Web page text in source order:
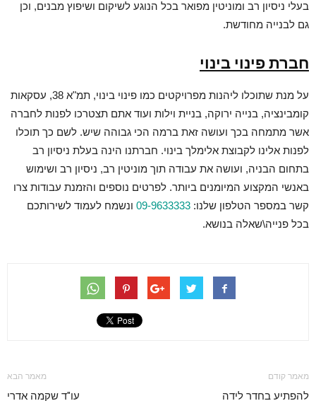
בעלי ניסיון רב ומוניטין מפואר בכל הנוגע לשיקום ושיפוץ מבנים, וכן
גם לבנייה מחודשת.
חברת פינוי בינוי
על מנת שתוכלו ליהנות מפרויקטים כמו פינוי בינוי, תמ"א 38, עסקאות
קומבינציה, בנייה ירוקה, בניית וילות ועוד אתם תצטרכו לפנות לחברה
אשר מתמחה בכך ועושה זאת ברמה הכי גבוהה שיש. לשם כך תוכלו
לפנות אלינו לקבוצת אלימלך בינוי. חברתנו הינה בעלת ניסיון רב
בתחום הבניה, ועושה את עבודה תוך מוניטין רב, ניסיון רב ושימוש
באנשי המקצוע המיומנים ביותר. לפרטים נוספים והזמנת עבודות צרו
קשר במספר הטלפון שלנו: 09-9633333 ונשמח לעמוד לשירותכם
בכל פנייה\שאלה בנושא.
מאמר קודם
להפתיע בחדר לידה
מאמר הבא
עו"ד שקמה אדרי